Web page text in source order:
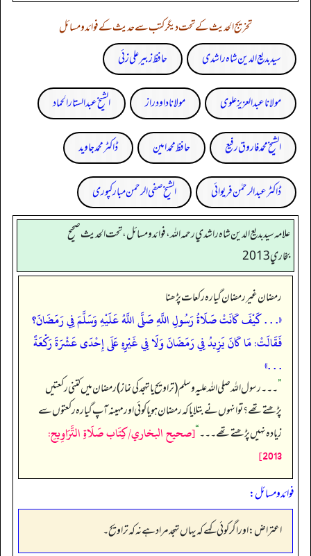
تخریج الحدیث کے تحت دیگر کتب سے حدیث کے فوائد و مسائل
سید بدیع الدین شاہ راشدی
حافظ زبیر علی زئی
مولانا عبد العزیز علوی مولانا داود راز الشیخ عبدالستار الحماد
الشیخ محمد فاروق رفیع حافظ محمد امین ڈاکٹر محمد جاوید
ڈاکٹر عبدالرحمٰن فریوائی الشیخ صفی الرحمن مبارکپوری
علامه سيد بديع الدين شاه راشدي رحمه الله، فوائد و مسائل، تحت الحديث صحيح
بخاري 2013
رمضان غیر رمضان گیارہ رکعات پڑھنا
«. . . كَيْفَ كَانَتْ صَلَاةُ رَسُولِ اللَّهِ صَلَّى اللَّهُ عَلَيْهِ وَسَلَّمَ فِي رَمَضَانَ؟
فَقَالَتْ: مَا كَانَ يَزِيدُ فِي رَمَضَانَ وَلَا فِي غَيْرِهِ عَلَى إِحْدَى عَشْرَةَ رَكْعَةً
. . .»
”۔۔۔ رسول اللہ صلی اللہ علیہ وسلم (تراویح یا تہجد کی نماز) رمضان میں کتنی رکعتیں
پڑھتے تھے؟ تو انہوں نے بتلایا کہ رمضان ہو یا کوئی اور مہینہ آپ گیارہ رکعتوں سے
زیادہ نہیں پڑھتے تھے۔۔۔“[صحيح البخاري/كِتَاب صَلَاةِ التَّرَاوِيحِ:
2013]
فوائد و مسائل:
اعتراض: اور اگر کوئی کہے کہ یہاں تہجد مراد ہے نہ کہ تراویح۔